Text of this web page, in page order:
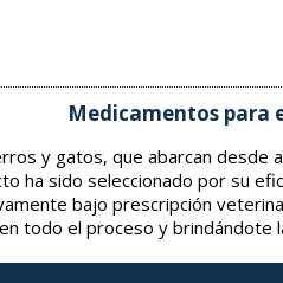
Medicamentos para
y gatos, que abarcan
ha sido seleccionado por su
bajo prescripción
todo el proceso y